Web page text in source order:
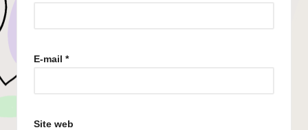
E-mail *
Site web